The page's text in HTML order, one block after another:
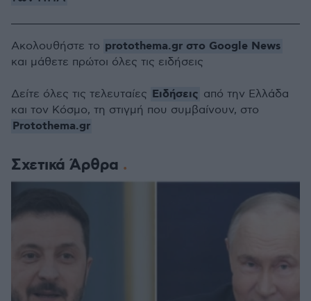
Σχετικά Άρθρα
Ακολουθήστε το protothema.gr στο Google News
και μάθετε πρώτοι όλες τις ειδήσεις
Δείτε όλες τις τελευταίες Ειδήσεις από την Ελλάδα
και τον Κόσμο, τη στιγμή που συμβαίνουν, στο
Protothema.gr